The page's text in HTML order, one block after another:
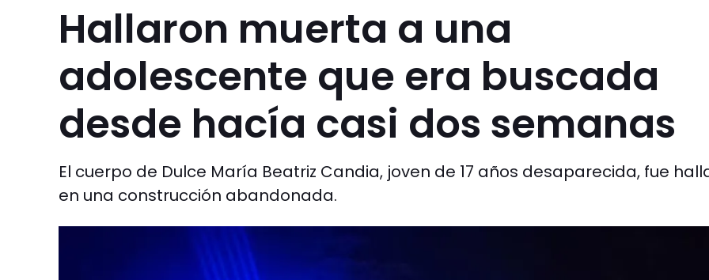
Hallaron muerta a una
adolescente que era buscada
desde hacía casi dos semanas
El cuerpo de Dulce María Beatriz Candia, joven de 17 años desaparecida, fue
en una construcción abandonada.